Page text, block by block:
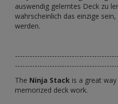
auswendig gelerntes Deck zu
wahrscheinlich das einzige
werden.
The Ninja Stack is a great
memorized deck work.